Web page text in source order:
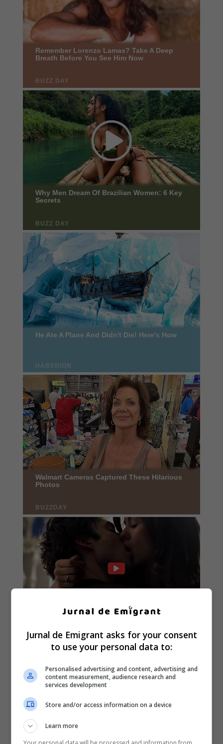
Jurnal de Emigrant asks for your consent
to use your personal data to:
Personalised advertising and content, advertising and
content measurement, audience research and
services development
Store and/or access information on a device
Learn more